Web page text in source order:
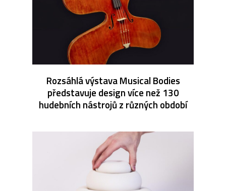
Rozsáhlá výstava Musical Bodies
představuje design více než 130
hudebních nástrojů z různých období